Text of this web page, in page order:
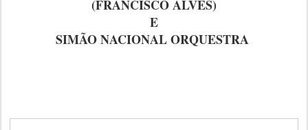
(FRANCISCO ALVES)
E
SIMÃO NACIONAL ORQUESTRA